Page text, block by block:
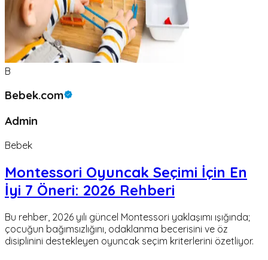
B
Bebek.com
Admin
Bebek
Montessori Oyuncak Seçimi İçin En
İyi 7 Öneri: 2026 Rehberi
Bu rehber, 2026 yılı güncel Montessori yaklaşımı ışığında;
çocuğun bağımsızlığını, odaklanma becerisini ve öz
disiplinini destekleyen oyuncak seçim kriterlerini özetliyor.